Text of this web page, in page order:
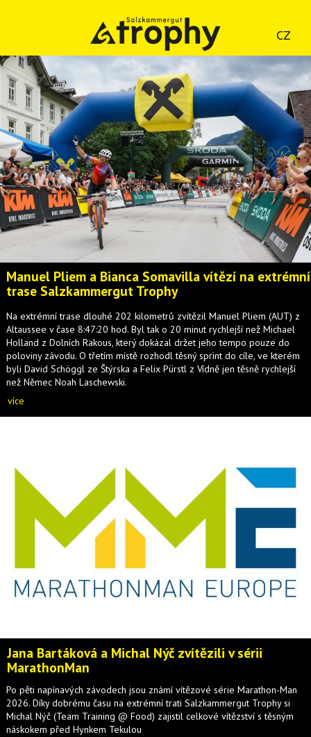
CZ
Manuel Pliem a Bianca Somavilla vítězí na extrémní
trase Salzkammergut Trophy
Na extrémní trase dlouhé 202 kilometrů zvítězil Manuel Pliem (AUT) z
Altaussee v čase 8:47:20 hod. Byl tak o 20 minut rychlejší než Michael
Holland z Dolních Rakous, který dokázal držet jeho tempo pouze do
poloviny závodu. O třetím místě rozhodl těsný sprint do cíle, ve kterém
byli David Schöggl ze Štýrska a Felix Pürstl z Vídně jen těsně rychlejší
než Němec Noah Laschewski.
více
Jana Bartáková a Michal Nýč zvítězili v sérii
MarathonMan
Po pěti napínavých závodech jsou známí vítězové série Marathon-Man
2026. Díky dobrému času na extrémní trati Salzkammergut Trophy si
Michal Nýč (Team Training @ Food) zajistil celkové vítězství s těsným
náskokem před Hynkem Tekulou